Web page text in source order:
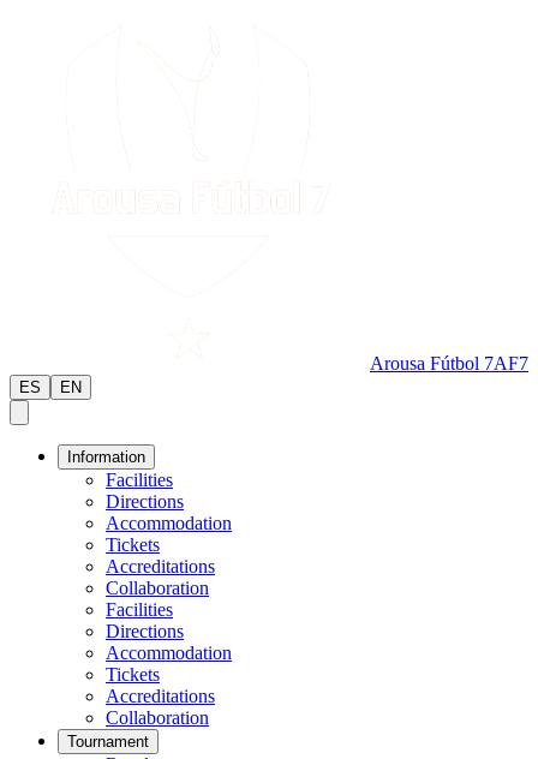
Arousa Fútbol 7AF7
ES EN
Information
Facilities
Directions
Accommodation
Tickets
Accreditations
Collaboration
Facilities
Directions
Accommodation
Tickets
Accreditations
Collaboration
Tournament